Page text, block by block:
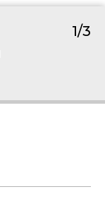
1/3